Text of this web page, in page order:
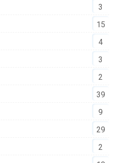
3
15
4
3
2
39
9
29
2